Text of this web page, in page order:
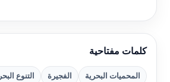
كلمات مفتاحية
المحميات البحرية الفجيرة التنوع